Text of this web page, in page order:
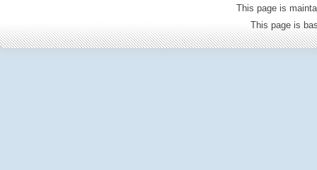
This page is
This page is